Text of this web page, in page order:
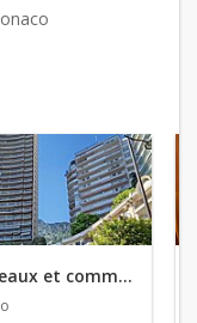
8 bureaux et commerces en vente